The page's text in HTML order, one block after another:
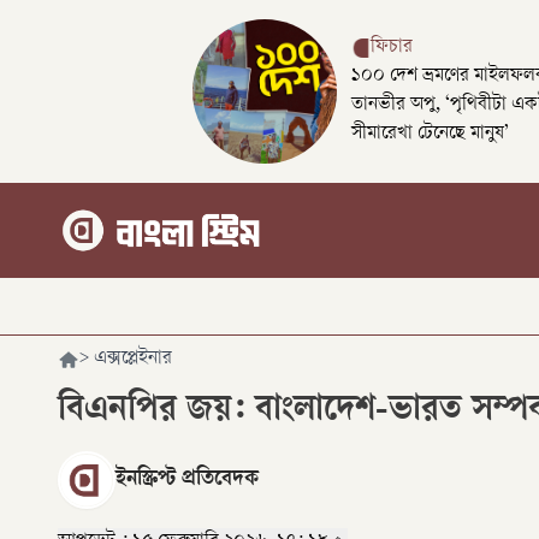
ফিচার
১০০ দেশ ভ্রমণের
তানভীর অপু, ‘পৃথিবীটা
সীমারেখা টেনেছে মানুষ’
> এক্সপ্লেইনার
বিএনপির জয়: বাংলা‌দেশ-ভারত
ইনস্ক্রিপ্ট প্রতিবেদক